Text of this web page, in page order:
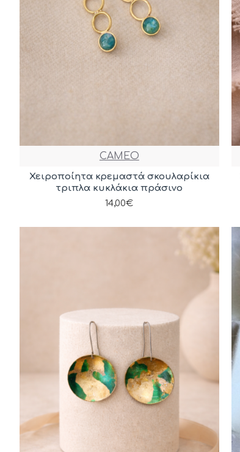
CAMEO
Χειροποίητα κρεμαστά σκουλαρίκια
τριπλα κυκλάκια πράσινο
14,00€